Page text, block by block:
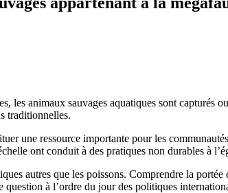
les animaux sauvages aquatiques sont capturés
traditionnelles.
une ressource importante pour les
ont conduit à des pratiques non durables à
autres que les poissons. Comprendre la
à l’ordre du jour des politiques